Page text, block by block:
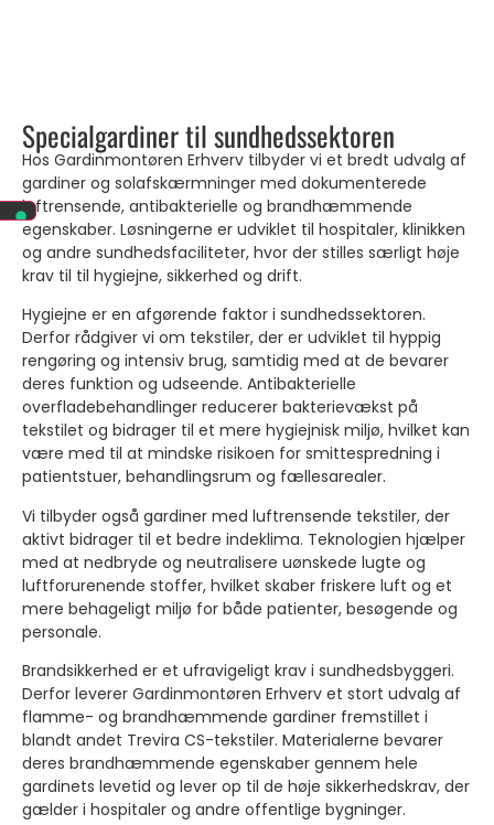
Specialgardiner til sundhedssektoren
Hos Gardinmontøren Erhverv tilbyder vi et bredt udvalg af
gardiner og solafskærmninger med dokumenterede
luftrensende, antibakterielle og brandhæmmende
egenskaber. Løsningerne er udviklet til hospitaler, klinikken
og andre sundhedsfaciliteter, hvor der stilles særligt høje
krav til til hygiejne, sikkerhed og drift.
Hygiejne er en afgørende faktor i sundhedssektoren.
Derfor rådgiver vi om tekstiler, der er udviklet til hyppig
rengøring og intensiv brug, samtidig med at de bevarer
deres funktion og udseende. Antibakterielle
overfladebehandlinger reducerer bakterievækst på
tekstilet og bidrager til et mere hygiejnisk miljø, hvilket kan
være med til at mindske risikoen for smittespredning i
patientstuer, behandlingsrum og fællesarealer.
Vi tilbyder også gardiner med luftrensende tekstiler, der
aktivt bidrager til et bedre indeklima. Teknologien hjælper
med at nedbryde og neutralisere uønskede lugte og
luftforurenende stoffer, hvilket skaber friskere luft og et
mere behageligt miljø for både patienter, besøgende og
personale.
Brandsikkerhed er et ufravigeligt krav i sundhedsbyggeri.
Derfor leverer Gardinmontøren Erhverv et stort udvalg af
flamme- og brandhæmmende gardiner fremstillet i
blandt andet Trevira CS-tekstiler. Materialerne bevarer
deres brandhæmmende egenskaber gennem hele
gardinets levetid og lever op til de høje sikkerhedskrav, der
gælder i hospitaler og andre offentlige bygninger.